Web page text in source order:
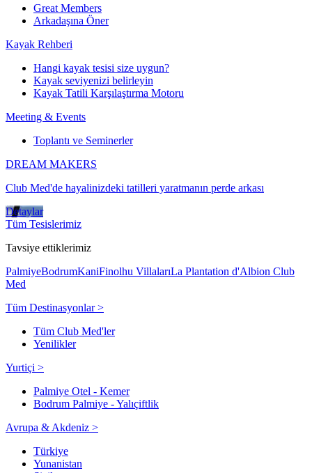
Great Members
Arkadaşına Öner
Kayak Rehberi
Hangi kayak tesisi size uygun?
Kayak seviyenizi belirleyin
Kayak Tatili Karşılaştırma Motoru
Meeting & Events
Toplantı ve Seminerler
DREAM MAKERS
Club Med'de hayalinizdeki tatilleri yaratmanın perde arkası
Detaylar
Tüm Tesislerimiz
Tavsiye ettiklerimiz
PalmiyeBodrumKaniFinolhu VillalarıLa Plantation d'Albion Club
Med
Tüm Destinasyonlar >
Tüm Club Med'ler
Yenilikler
Yurtiçi >
Palmiye Otel - Kemer
Bodrum Palmiye - Yalıçiftlik
Avrupa & Akdeniz >
Türkiye
Yunanistan